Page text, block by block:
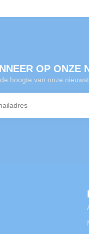
OP ONZE
hoogte van onze